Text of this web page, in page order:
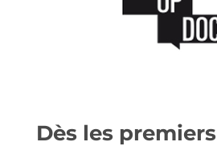
Dès les premiers